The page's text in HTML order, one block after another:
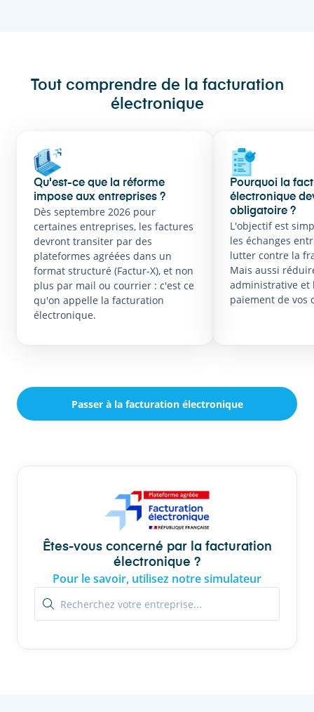
Tout comprendre de la facturation
électronique
Qu'est-ce que la réforme
impose aux entreprises ?
Dès septembre 2026 pour
certaines entreprises, les factures
devront transiter par des
plateformes agréées dans un
format structuré (Factur-X), et non
plus par mail ou courrier : c'est ce
qu'on appelle la facturation
électronique.
Pourquoi la
électronique
obligatoire ?
L'objectif est
les échanges
lutter contre la
Mais aussi
administrative et
paiement de vos
Passer à la facturation électronique
Êtes-vous concerné par la facturation
électronique ?
Pour le savoir, utilisez notre simulateur